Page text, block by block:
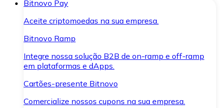
Bitnovo Pay
Aceite criptomoedas na sua empresa.
Bitnovo Ramp
Integre nossa solução B2B de on-ramp e off-ramp
em plataformas e dApps.
Cartões-presente Bitnovo
Comercialize nossos cupons na sua empresa.